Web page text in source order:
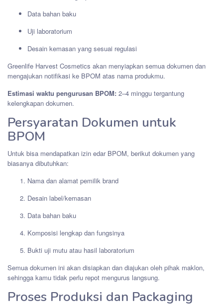
Data bahan baku
Uji laboratorium
Desain kemasan yang sesuai regulasi
Greenlife Harvest Cosmetics akan menyiapkan semua dokumen dan
mengajukan notifikasi ke BPOM atas nama produkmu.
Estimasi waktu pengurusan BPOM: 2–4 minggu tergantung
kelengkapan dokumen.
Persyaratan Dokumen untuk
BPOM
Untuk bisa mendapatkan izin edar BPOM, berikut dokumen yang
biasanya dibutuhkan:
Nama dan alamat pemilik brand
Desain label/kemasan
Data bahan baku
Komposisi lengkap dan fungsinya
Bukti uji mutu atau hasil laboratorium
Semua dokumen ini akan disiapkan dan diajukan oleh pihak maklon,
sehingga kamu tidak perlu repot mengurus langsung.
Proses Produksi dan Packaging